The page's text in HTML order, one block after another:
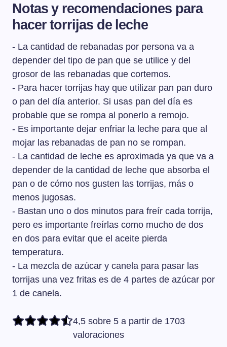
Notas y recomendaciones para
hacer torrijas de leche
- La cantidad de rebanadas por persona va a
depender del tipo de pan que se utilice y del
grosor de las rebanadas que cortemos.
- Para hacer torrijas hay que utilizar pan pan duro
o pan del día anterior. Si usas pan del día es
probable que se rompa al ponerlo a remojo.
- Es importante dejar enfriar la leche para que al
mojar las rebanadas de pan no se rompan.
- La cantidad de leche es aproximada ya que va a
depender de la cantidad de leche que absorba el
pan o de cómo nos gusten las torrijas, más o
menos jugosas.
- Bastan uno o dos minutos para freír cada torrija,
pero es importante freírlas como mucho de dos
en dos para evitar que el aceite pierda
temperatura.
- La mezcla de azúcar y canela para pasar las
torrijas una vez fritas es de 4 partes de azúcar por
1 de canela.
4,5 sobre 5 a partir de 1703
valoraciones